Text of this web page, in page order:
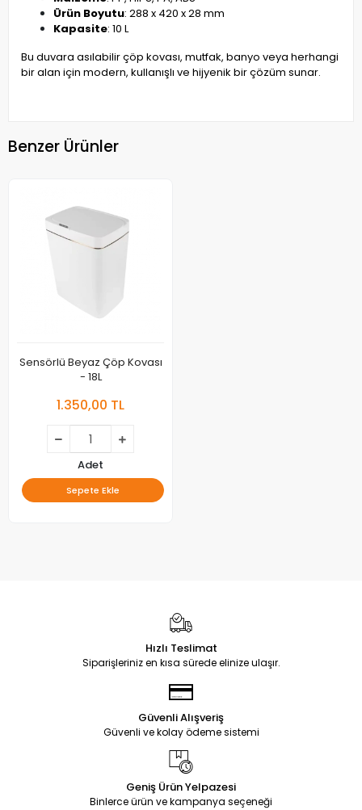
Ürün Boyutu: 288 x 420 x 28 mm
Kapasite: 10 L
Bu duvara asılabilir çöp kovası, mutfak, banyo veya herhangi
bir alan için modern, kullanışlı ve hijyenik bir çözüm sunar.
Benzer Ürünler
Sensörlü Beyaz Çöp Kovası
- 18L
1.350,00 TL
Adet
Sepete Ekle
Hızlı Teslimat
Siparişleriniz en kısa sürede elinize ulaşır.
Güvenli Alışveriş
Güvenli ve kolay ödeme sistemi
Geniş Ürün Yelpazesi
Binlerce ürün ve kampanya seçeneği